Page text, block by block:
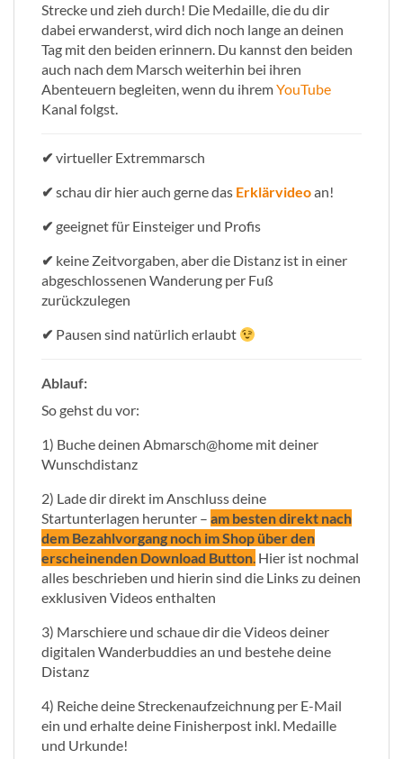
Strecke und zieh durch! Die Medaille, die du dir
dabei erwanderst, wird dich noch lange an deinen
Tag mit den beiden erinnern. Du kannst den beiden
auch nach dem Marsch weiterhin bei ihren
Abenteuern begleiten, wenn du ihremYouTube
Kanal folgst.
✔ virtueller Extremmarsch
✔ schau dir hier auch gerne das Erklärvideoan!
✔ geeignet für Einsteiger und Profis
✔ keine Zeitvorgaben, aber die Distanz ist in einer
abgeschlossenen Wanderung per Fuß
zurückzulegen
✔ Pausen sind natürlich erlaubt
Ablauf:
So gehst du vor:
1) Buche deinen Abmarsch@home mit deiner
Wunschdistanz
2) Lade dir direkt im Anschluss deine
Startunterlagen herunter – am besten direkt nach
dem Bezahlvorgang noch im Shop über den
erscheinenden Download Button. Hier ist nochmal
alles beschrieben und hierin sind die Links zu deinen
exklusiven Videos enthalten
3) Marschiere und schaue dir die Videos deiner
digitalen Wanderbuddies an und bestehe deine
Distanz
4) Reiche deine Streckenaufzeichnung per E-Mail
ein und erhalte deine Finisherpost inkl. Medaille
und Urkunde!